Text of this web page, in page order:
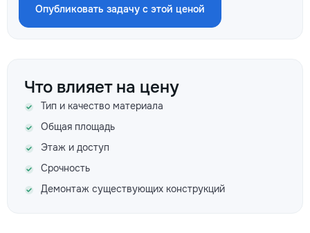
Опубликовать задачу с этой ценой
Что влияет на цену
Тип и качество материала
Общая площадь
Этаж и доступ
Срочность
Демонтаж существующих конструкций